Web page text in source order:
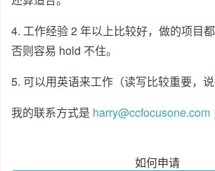
4. 工作经验 2 年以上比较好，做的项目都
否则容易 hold 不住。
5. 可以用英语来工作（读写比较重要，
我的联系方式是 harry@ccfocusone.com
如何申请